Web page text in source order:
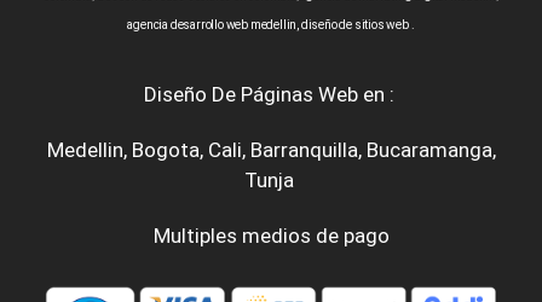
agencia desarrollo web medellin, diseño de sitios web .
Diseño De Páginas Web en :
Medellin, Bogota, Cali, Barranquilla, Bucaramanga,
Tunja
Multiples medios de pago